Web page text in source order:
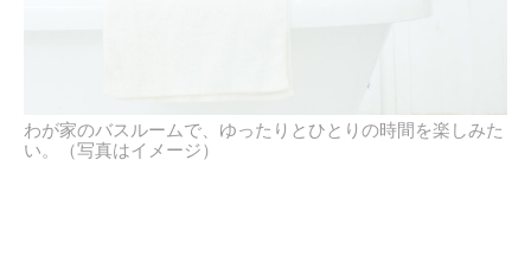
わが家のバスルームで、ゆったりとひとりの時間を楽しみた
い。（写真はイメージ）